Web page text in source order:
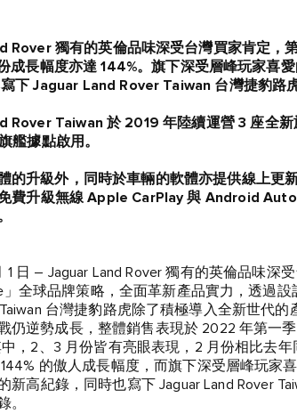
Rover 獨有的英倫品味深受台灣買家肯定，
成長幅度亦達 144%。旗下深受層峰玩家喜
下 Jaguar Land Rover Taiwan 台灣捷豹路
Rover Taiwan 於 2019 年陸續運營 3 座全
艦據點啟用。
的升級外，同時於車輛的軟體亦提供線上更
費升級無線 Apple CarPlay 與 Android
1 日 – Jaguar Land Rover 獨有的英倫品味深
」全球品牌策略，全面革新產品實力，透過
台灣捷豹路虎除了積極導入全新世代
仍逆勢成長，整體銷售表現於 2022 年第一
，2、3 月份皆有亮眼表現，2 月份相比去
的傲人成長幅度，而旗下深受層峰玩家
新高紀錄，同時也寫下 Jaguar Land Rover
。